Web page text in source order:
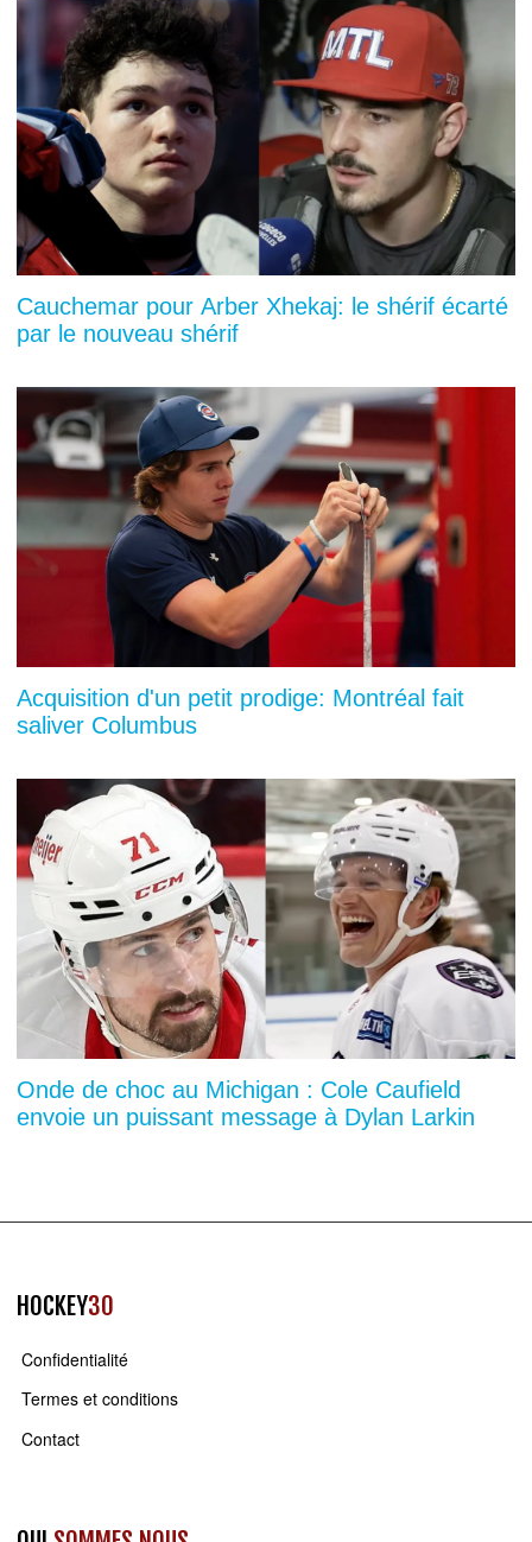
Cauchemar pour Arber Xhekaj: le shérif écarté
par le nouveau shérif
Acquisition d'un petit prodige: Montréal fait
saliver Columbus
Onde de choc au Michigan : Cole Caufield
envoie un puissant message à Dylan Larkin
HOCKEY30
Confidentialité
Termes et conditions
Contact